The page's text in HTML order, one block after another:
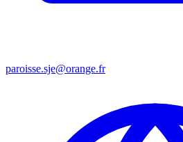
paroisse.sje@orange.fr